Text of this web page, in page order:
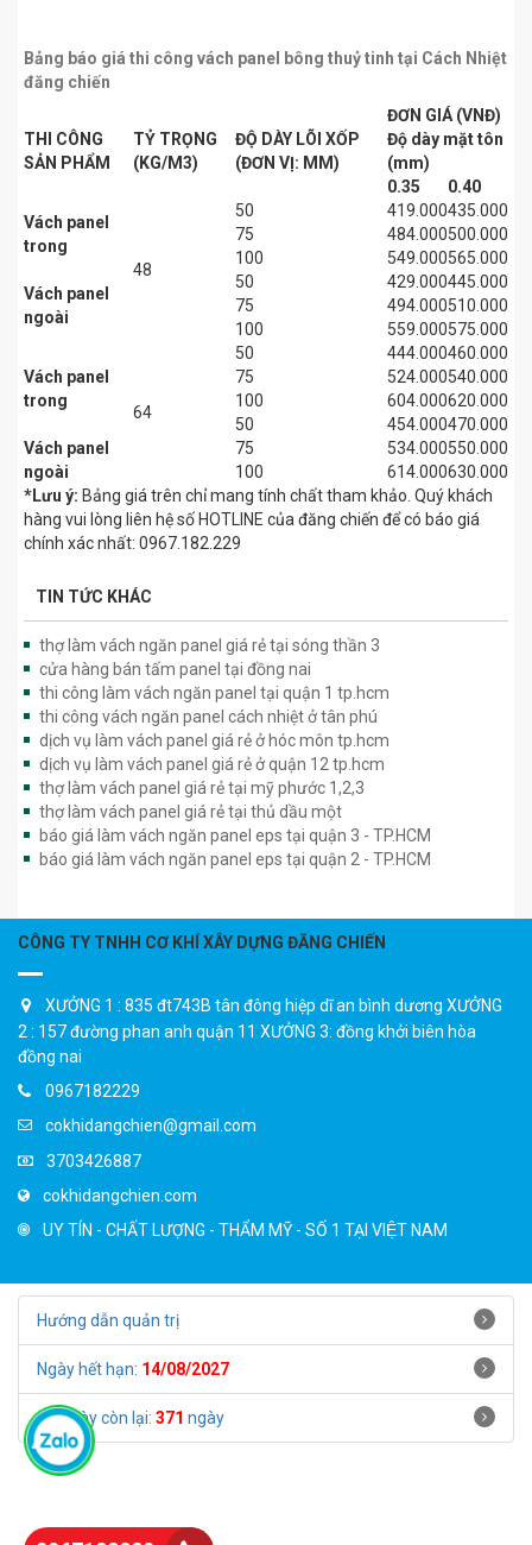
Bảng báo giá thi công vách panel bông thuỷ tinh tại Cách Nhiệt
đăng chiến
THI CÔNG
SẢN PHẨM
TỶ TRỌNG
(KG/M3)
ĐỘ DÀY LÕI XỐP
(ĐƠN VỊ: MM)
ĐƠN GIÁ (VNĐ)
Độ dày mặt tôn
(mm)
0.35
0.40
Vách panel
trong
48
50 419.000435.000
75
484.000500.000
100
549.000565.000
Vách panel
ngoài
50 429.000445.000
75
494.000510.000
100
559.000575.000
Vách panel
trong
64
50 444.000460.000
75
524.000540.000
100
604.000620.000
Vách panel
ngoài
50 454.000470.000
75
534.000550.000
100
614.000630.000
*Lưu ý: Bảng giá trên chỉ mang tính chất tham khảo. Quý khách
hàng vui lòng liên hệ số HOTLINE của đăng chiến để có báo giá
chính xác nhất: 0967.182.229
TIN TỨC KHÁC
thợ làm vách ngăn panel giá rẻ tại sóng thần 3
cửa hàng bán tấm panel tại đồng nai
thi công làm vách ngăn panel tại quận 1 tp.hcm
thi công vách ngăn panel cách nhiệt ở tân phú
dịch vụ làm vách panel giá rẻ ở hóc môn tp.hcm
dịch vụ làm vách panel giá rẻ ở quận 12 tp.hcm
thợ làm vách panel giá rẻ tại mỹ phước 1,2,3
thợ làm vách panel giá rẻ tại thủ dầu một
báo giá làm vách ngăn panel eps tại quận 3 - TP.HCM
báo giá làm vách ngăn panel eps tại quận 2 - TP.HCM
CÔNG TY TNHH CƠ KHÍ XÂY DỰNG ĐĂNG CHIẾN
XƯỞNG 1 : 835 đt743B tân đông hiệp dĩ an bình dương XƯỞNG
2 : 157 đường phan anh quận 11 XƯỞNG 3: đồng khởi biên hòa
đồng nai
0967182229
cokhidangchien@gmail.com
3703426887
cokhidangchien.com
UY TÍN - CHẤT LƯỢNG - THẨM MỸ - SỐ 1 TẠI VIỆT NAM
Hướng dẫn quản trị
Ngày hết hạn: 14/08/2027
Số ngày còn lại: 371 ngày